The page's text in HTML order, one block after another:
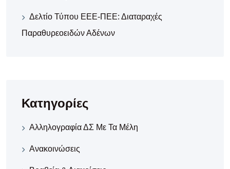
Δελτίο Τύπου ΕΕΕ-ΠΕΕ: Διαταραχές
Παραθυρεοειδών Αδένων
Κατηγορίες
Αλληλογραφία ΔΣ Με Τα Μέλη
Ανακοινώσεις